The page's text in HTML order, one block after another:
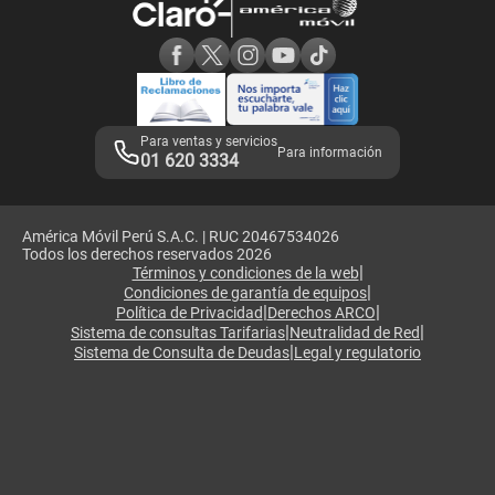
Adquirientes iPhone 6, 6S y SE
Mensaje de Seguridad
Términos y Condiciones de Tienda Claro
Libro de Reclamaciones
Legales de marketplace
Para ventas y servicios
01 620 3334 Para información
América Móvil Perú S.A.C. | RUC 20467534026
Todos los derechos reservados 2026
Términos y condiciones de la web|
Condiciones de garantía de equipos|
Política de Privacidad|Derechos ARCO|
Sistema de consultas Tarifarias|Neutralidad de Red|
Sistema de Consulta de Deudas|Legal y regulatorio